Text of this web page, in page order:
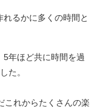
るかに多くの時間と
5年ほど共に時間を過
た。
これからたくさんの楽